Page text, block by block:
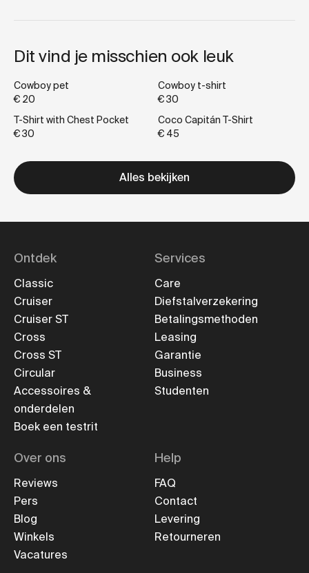
Dit vind je misschien ook leuk
Cowboy pet
€ 20
Cowboy t-shirt
€ 30
T-Shirt with Chest Pocket
€ 30
Coco Capitán T-Shirt
€ 45
Alles bekijken
Ontdek
Classic
Cruiser
Cruiser ST
Cross
Cross ST
Circular
Accessoires &
onderdelen
Boek een testrit
Services
Care
Diefstalverzekering
Betalingsmethoden
Leasing
Garantie
Business
Studenten
Over ons
Reviews
Pers
Blog
Winkels
Vacatures
Help
FAQ
Contact
Levering
Retourneren